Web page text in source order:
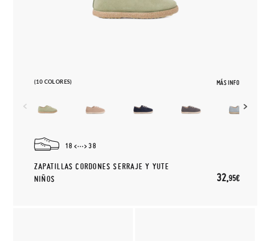
(10 COLORES) MÁS INFO
18 38
ZAPATILLAS CORDONES SERRAJE Y YUTE
NIÑOS
32,95€